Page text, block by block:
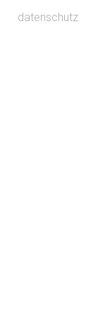
datenschutz